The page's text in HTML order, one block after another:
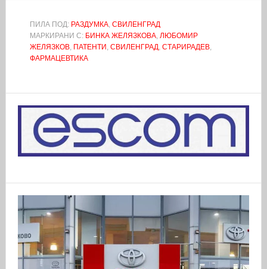
ПИЛА ПОД: РАЗДУМКА, СВИЛЕНГРАД
МАРКИРАНИ С: БИНКА ЖЕЛЯЗКОВА, ЛЮБОМИР
ЖЕЛЯЗКОВ, ПАТЕНТИ , СВИЛЕНГРАД, СТАРИРАДЕВ,
ФАРМАЦЕВТИКА